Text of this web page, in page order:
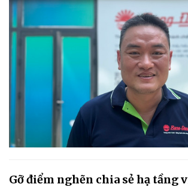
Gỡ điểm nghẽn chia sẻ hạ tầng